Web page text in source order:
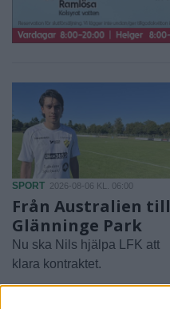
SPORT 2026-08-06 KL. 06:00
Från Australien till
Glänninge Park
Nu ska Nils hjälpa LFK att
klara kontraktet.